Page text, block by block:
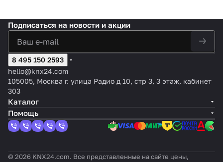
Подписаться на новости и акции
8 495 150 2593
hello@knx24.com
105005, Москва г. улица Радио д 10, стр 3, 3 этаж, кабинет
303
Каталог
Помощь
© 2026 KNX24.com. Все представленные на сайте цены,